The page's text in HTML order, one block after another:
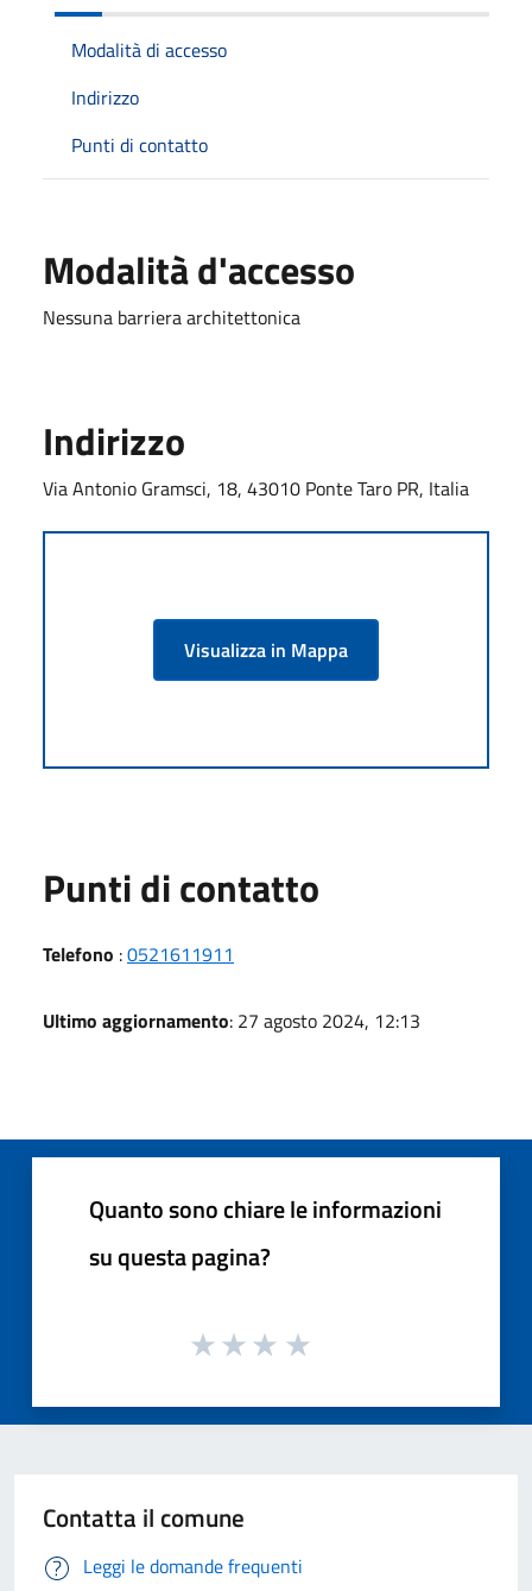
Modalità di accesso
Indirizzo
Punti di contatto
Modalità d'accesso
Nessuna barriera architettonica
Indirizzo
Via Antonio Gramsci, 18, 43010 Ponte Taro PR, Italia
Visualizza in Mappa
Punti di contatto
Telefono :0521611911
Ultimo aggiornamento: 27 agosto 2024, 12:13
Quanto sono chiare le informazioni
su questa pagina?
Contatta il comune
Leggi le domande frequenti